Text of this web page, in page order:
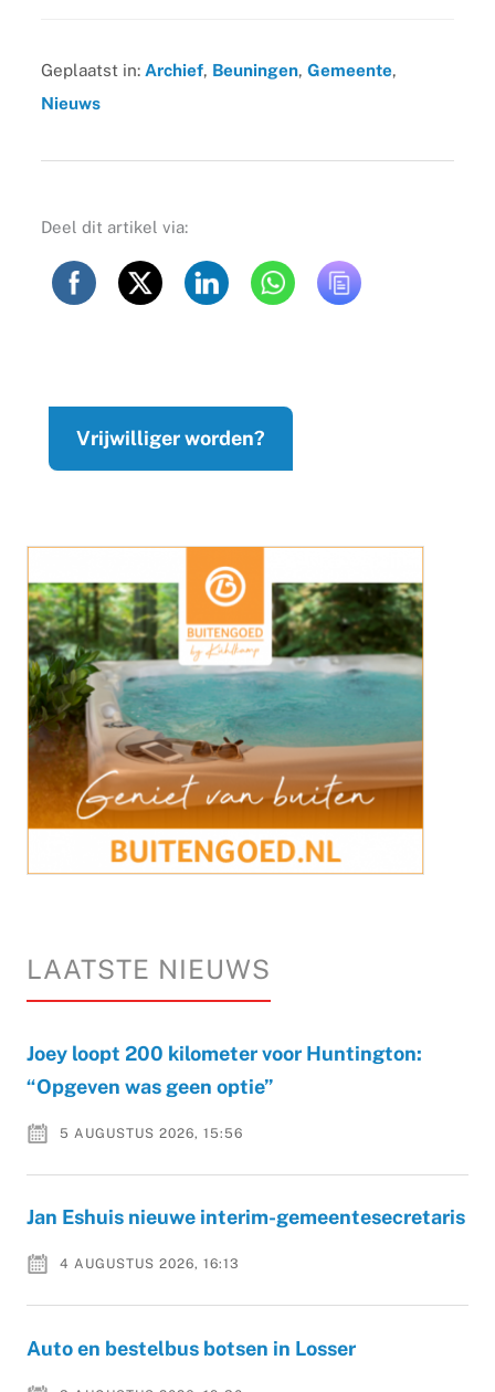
Geplaatst in: Archief, Beuningen, Gemeente,
Nieuws
Deel dit artikel via:
Vrijwilliger worden?
LAATSTE NIEUWS
Joey loopt 200 kilometer voor Huntington:
“Opgeven was geen optie”
5 AUGUSTUS 2026, 15:56
Jan Eshuis nieuwe interim-gemeentesecretaris
4 AUGUSTUS 2026, 16:13
Auto en bestelbus botsen in Losser